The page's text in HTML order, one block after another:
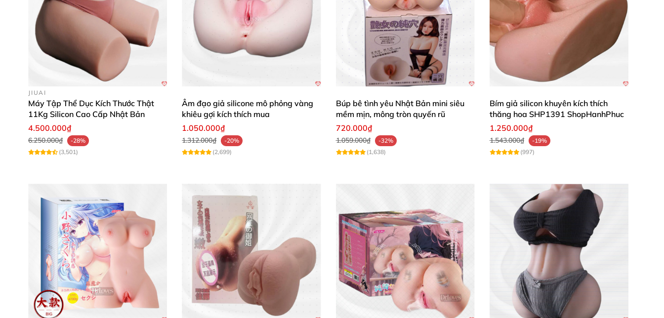
Âm đạo giả silicone Leten mềm mại chân thực giá tốt
Thông số kỹ thuật nổi bật của Âm đạo giả silicone Leten AD52 ✨
Mã sản phẩm
JIUAI
Máy Tập Thể Dục Kích Thước Thật
11Kg Silicon Cao Cấp Nhật Bản
4.500.000₫
6.250.000₫
-28%
(3,501)
Âm đạo giả silicone mô phỏng vàng
khiêu gợi kích thích mua
1.050.000₫
1.312.000₫
-20%
(2,699)
Búp bê tình yêu Nhật Bản mini siêu
mềm mịn, mông tròn quyến rũ
720.000₫
1.059.000₫
-32%
(1,638)
Bím giả silicon khuyên kích thích
thăng hoa SHP1391 ShopHanhPhuc
1.250.000₫
1.543.000₫
-19%
(997)